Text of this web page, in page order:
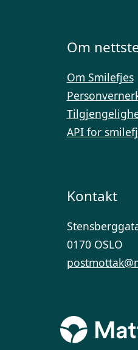
Om
Om Smilefjes
API for
Kontakt
0170 OSLO